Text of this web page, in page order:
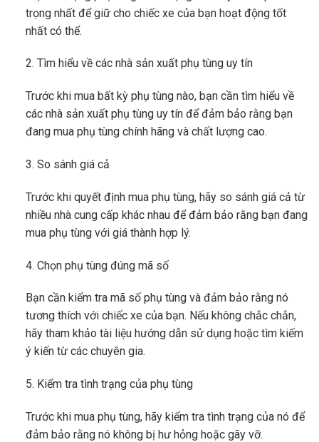
trọng nhất để giữ cho chiếc xe của bạn hoạt động tốt
nhất có thể.
2. Tìm hiểu về các nhà sản xuất phụ tùng uy tín
Trước khi mua bất kỳ phụ tùng nào, bạn cần tìm hiểu về
các nhà sản xuất phụ tùng uy tín để đảm bảo rằng bạn
đang mua phụ tùng chính hãng và chất lượng cao.
3. So sánh giá cả
Trước khi quyết định mua phụ tùng, hãy so sánh giá cả từ
nhiều nhà cung cấp khác nhau để đảm bảo rằng bạn đang
mua phụ tùng với giá thành hợp lý.
4. Chọn phụ tùng đúng mã số
Bạn cần kiểm tra mã số phụ tùng và đảm bảo rằng nó
tương thích với chiếc xe của bạn. Nếu không chắc chắn,
hãy tham khảo tài liệu hướng dẫn sử dụng hoặc tìm kiếm
ý kiến ​​từ các chuyên gia.
5. Kiểm tra tình trạng của phụ tùng
Trước khi mua phụ tùng, hãy kiểm tra tình trạng của nó để
đảm bảo rằng nó không bị hư hỏng hoặc gãy vỡ.